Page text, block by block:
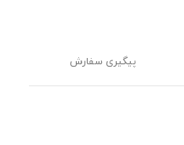
پیگیری سفارش